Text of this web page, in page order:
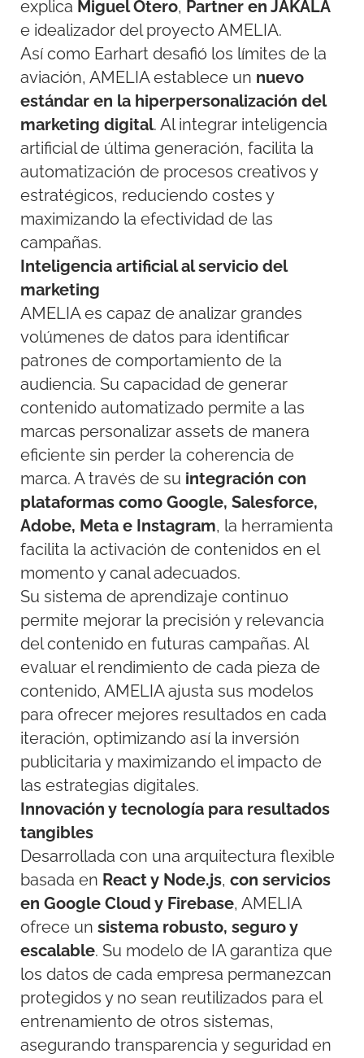
explica Miguel Otero, Partner en JAKALA
e idealizador del proyecto AMELIA.
Así como Earhart desafió los límites de la
aviación, AMELIA establece un nuevo
estándar en la hiperpersonalización del
marketing digital. Al integrar inteligencia
artificial de última generación, facilita la
automatización de procesos creativos y
estratégicos, reduciendo costes y
maximizando la efectividad de las
campañas.
Inteligencia artificial al servicio del
marketing
AMELIA es capaz de analizar grandes
volúmenes de datos para identificar
patrones de comportamiento de la
audiencia. Su capacidad de generar
contenido automatizado permite a las
marcas personalizar assets de manera
eficiente sin perder la coherencia de
marca. A través de su integración con
plataformas como Google, Salesforce,
Adobe, Meta e Instagram, la herramienta
facilita la activación de contenidos en el
momento y canal adecuados.
Su sistema de aprendizaje continuo
permite mejorar la precisión y relevancia
del contenido en futuras campañas. Al
evaluar el rendimiento de cada pieza de
contenido, AMELIA ajusta sus modelos
para ofrecer mejores resultados en cada
iteración, optimizando así la inversión
publicitaria y maximizando el impacto de
las estrategias digitales.
Innovación y tecnología para resultados
tangibles
Desarrollada con una arquitectura flexible
basada en React y Node.js,con servicios
en Google Cloud y Firebase, AMELIA
ofrece unsistema robusto, seguro y
escalable. Su modelo de IA garantiza que
los datos de cada empresa permanezcan
protegidos y no sean reutilizados para el
entrenamiento de otros sistemas,
asegurando transparencia y seguridad en